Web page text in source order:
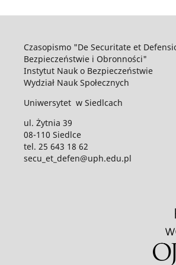
Czasopismo "De Securitate et
Bezpieczeństwie i Obronności"
Instytut Nauk o Bezpieczeństwie
Wydział Nauk Społecznych
Uniwersytet w Siedlcach
ul. Żytnia 39
08-110 Siedlce
tel. 25 643 18 62
secu_et_defen@uph.edu.pl